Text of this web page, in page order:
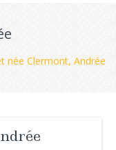
née Clermont, Andrée